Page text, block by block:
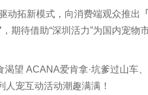
动拓新模式，向消费端观众推出
，期待借助“深圳活力”为国内宠物
望 ACANA爱肯拿·坑爹过山车
人宠互动活动潮趣满满！